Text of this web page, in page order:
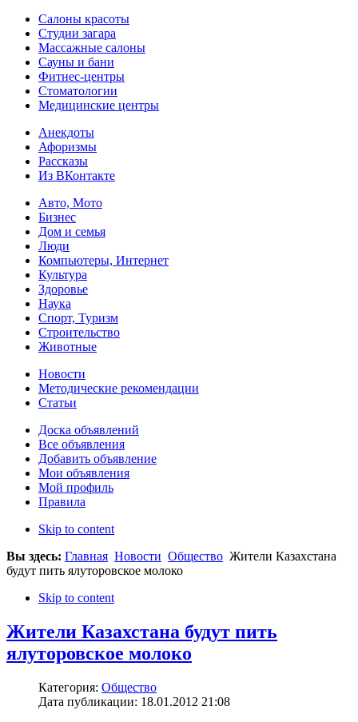
Салоны красоты
Студии загара
Массажные салоны
Сауны и бани
Фитнес-центры
Стоматологии
Медицинские центры
Анекдоты
Афоризмы
Рассказы
Из ВКонтакте
Авто, Мото
Бизнес
Дом и семья
Люди
Компьютеры, Интернет
Культура
Здоровье
Наука
Спорт, Туризм
Строительство
Животные
Новости
Методические рекомендации
Статьи
Доска объявлений
Все объявления
Добавить объявление
Мои объявления
Мой профиль
Правила
Skip to content
Вы здесь: Главная Новости Общество Жители Казахстана
будут пить ялуторовское молоко
Skip to content
Жители Казахстана будут пить
ялуторовское молоко
Категория: Общество
Дата публикации: 18.01.2012 21:08